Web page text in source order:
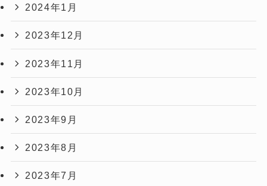
2024年1月
2023年12月
2023年11月
2023年10月
2023年9月
2023年8月
2023年7月